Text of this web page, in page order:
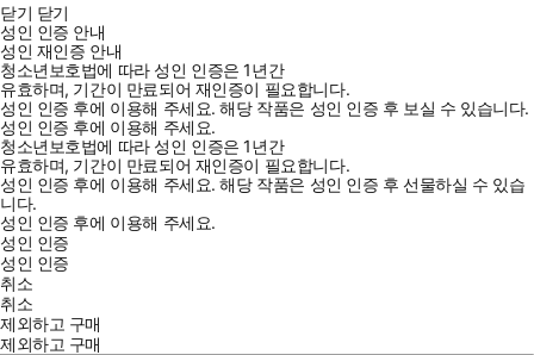
닫기 닫기
성인 인증 안내
성인 재인증 안내
청소년보호법에 따라 성인 인증은 1년간
유효하며, 기간이 만료되어 재인증이 필요합니다.
성인 인증 후에 이용해 주세요.해당 작품은 성인 인증 후 보실 수 있습니다.
성인 인증 후에 이용해 주세요.
청소년보호법에 따라 성인 인증은 1년간
유효하며, 기간이 만료되어 재인증이 필요합니다.
성인 인증 후에 이용해 주세요.해당 작품은 성인 인증 후 선물하실 수 있습
니다.
성인 인증 후에 이용해 주세요.
성인 인증
성인 인증
취소
취소
제외하고 구매
제외하고 구매